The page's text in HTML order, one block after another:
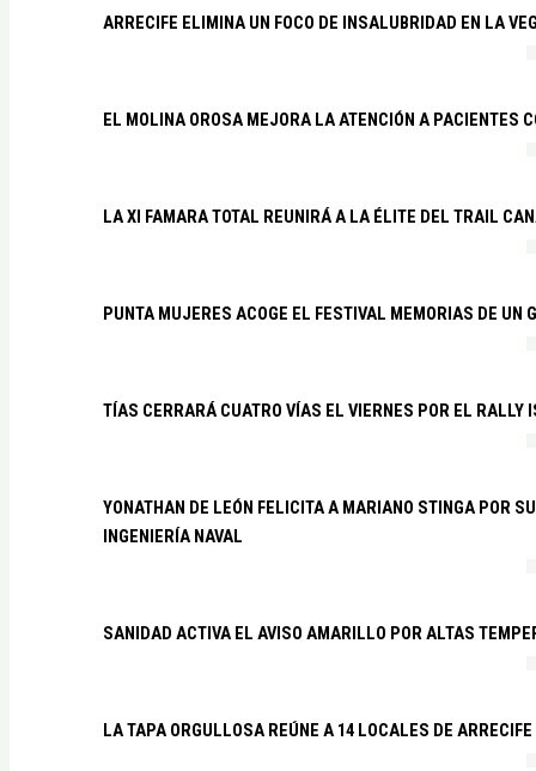
ARRECIFE ELIMINA UN FOCO DE INSALUBRIDAD EN LA
EL MOLINA OROSA MEJORA LA ATENCIÓN A PACIENTES
LA XI FAMARA TOTAL REUNIRÁ A LA ÉLITE DEL TRAIL
PUNTA MUJERES ACOGE EL FESTIVAL MEMORIAS DE UN
TÍAS CERRARÁ CUATRO VÍAS EL VIERNES POR EL RALLY
YONATHAN DE LEÓN FELICITA A MARIANO STINGA POR
INGENIERÍA NAVAL
SANIDAD ACTIVA EL AVISO AMARILLO POR ALTAS
LA TAPA ORGULLOSA REÚNE A 14 LOCALES DE ARRECIFE